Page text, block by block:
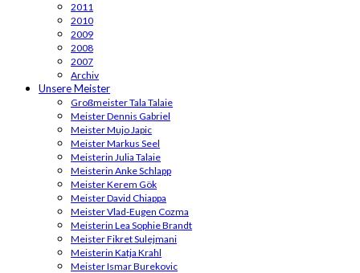
2011
2010
2009
2008
2007
Archiv
Unsere Meister
Großmeister Tala Talaie
Meister Dennis Gabriel
Meister Mujo Japic
Meister Markus Seel
Meisterin Julia Talaie
Meisterin Anke Schlapp
Meister Kerem Gök
Meister David Chiappa
Meister Vlad-Eugen Cozma
Meisterin Lea Sophie Brandt
Meister Fikret Sulejmani
Meisterin Katja Krahl
Meister Ismar Burekovic